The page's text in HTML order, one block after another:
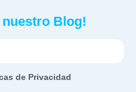
nuestro Blog!
de Privacidad